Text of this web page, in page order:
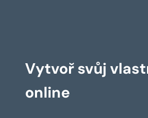
Vytvoř svůj
online